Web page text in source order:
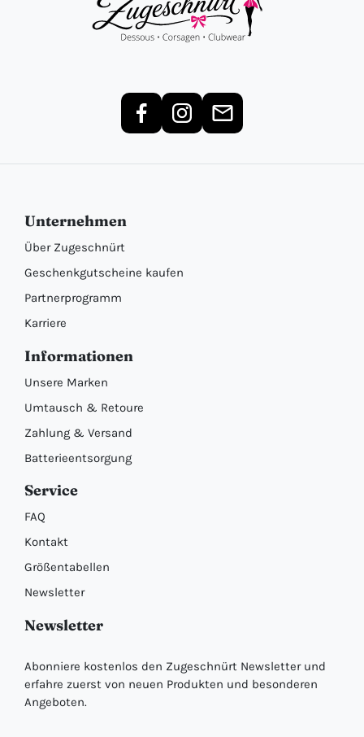
Unternehmen
Über Zugeschnürt
Geschenkgutscheine kaufen
Partnerprogramm
Karriere
Informationen
Unsere Marken
Umtausch & Retoure
Zahlung & Versand
Batterieentsorgung
Service
FAQ
Kontakt
Größentabellen
Newsletter
Newsletter
Abonniere kostenlos den Zugeschnürt Newsletter und
erfahre zuerst von neuen Produkten und besonderen
Angeboten.